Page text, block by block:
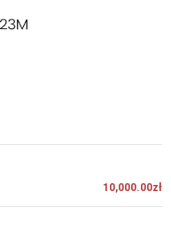
10,000.00zł